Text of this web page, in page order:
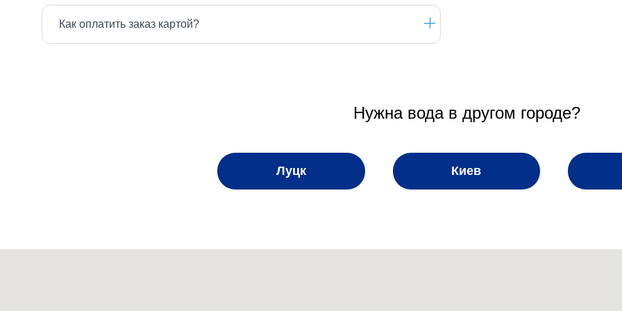
Поставщик Молодо предлагает выгодное сотрудничество, которое непременно принесет пользу для здоровья
Заказать воду с доставкой на дом у нашего поставщика — значит позаботиться о собственном комфорте,
Как оплатить заказ картой?
Нужна вода в другом городе?
Луцк Киев